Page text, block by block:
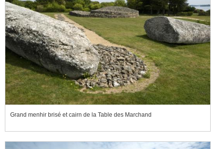
Grand menhir brisé et cairn de la Table des Marchand